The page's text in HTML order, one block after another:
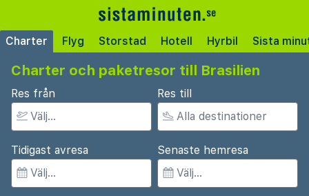
Charter Flyg Storstad Hotell Hyrbil Sista
Charter och paketresor till Brasilien
Res från Res till
Tidigast avresa Senaste hemresa